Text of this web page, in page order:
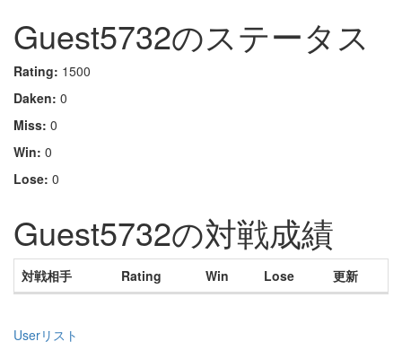
Guest5732のステータス
Rating: 1500
Daken: 0
Miss: 0
Win: 0
Lose: 0
Guest5732の対戦成績
対戦相手 Rating Win Lose 更新
Userリスト